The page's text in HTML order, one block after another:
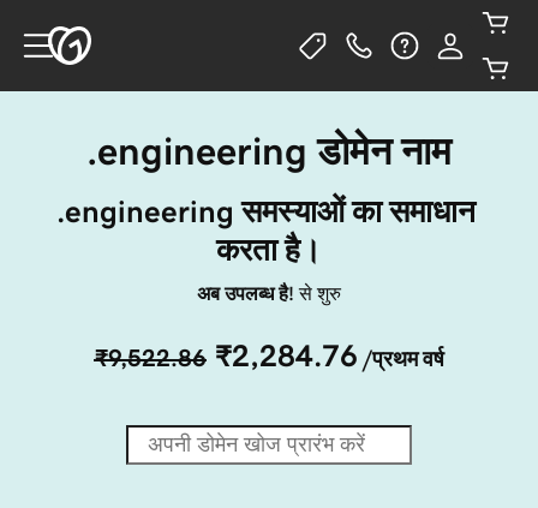
.engineering डोमेन नाम
.engineering समस्याओं का समाधान
करता है।
अब उपलब्ध है!से शुरु
₹9,522.86 ₹2,284.76 /प्रथम वर्ष